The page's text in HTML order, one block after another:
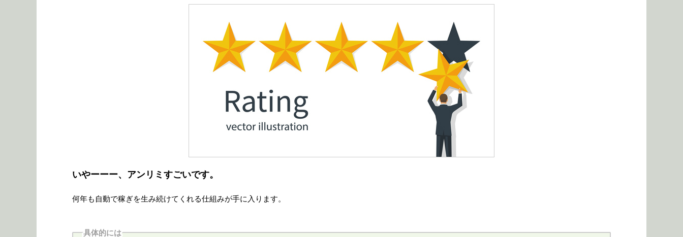
いやーーー、アンリミすごいです。
何年も自動で稼ぎを生み続けてくれる仕組みが手に入ります。
具体的には